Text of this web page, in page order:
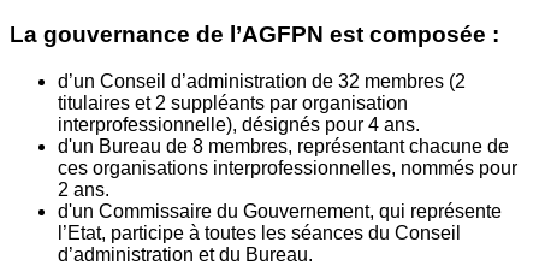
La gouvernance de l’AGFPN est composée :
d’un Conseil d’administration de 32 membres (2
titulaires et 2 suppléants par organisation
interprofessionnelle), désignés pour 4 ans.
d'un Bureau de 8 membres, représentant chacune de
ces organisations interprofessionnelles, nommés pour
2 ans.
d'un Commissaire du Gouvernement, qui représente
l’Etat, participe à toutes les séances du Conseil
d’administration et du Bureau.